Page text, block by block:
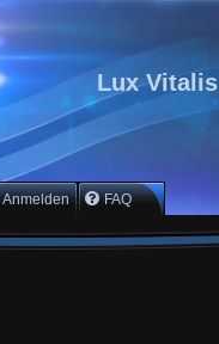
Lux Vitalis
Anmelden FAQ